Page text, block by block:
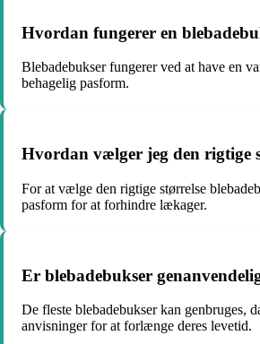
Hvordan fungerer en
Blebadebukser fungerer ved at have en
behagelig pasform.
Hvordan vælger jeg den rigtige
For at vælge den rigtige størrelse
pasform for at forhindre lækager.
Er blebadebukser
De fleste blebadebukser kan genbruges,
anvisninger for at forlænge deres levetid.